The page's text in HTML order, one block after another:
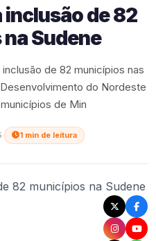
de 82
Sudene
de 82 municípios nas
do Nordeste
de Min
1 min de leitura